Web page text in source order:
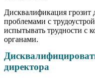
Дисквалификация грозит
проблемами с
испытывать трудности с
органами.
директора